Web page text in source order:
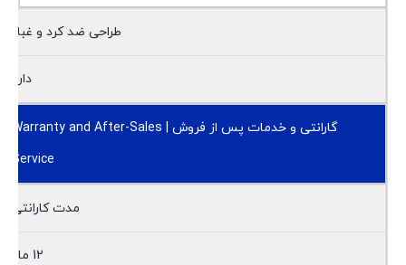
طراحی ضد کرد و غبار
دارد
گارانتی و خدمات پس از فروش | Warranty and After-Sales
Service
مدت کارانتی
12 ماه